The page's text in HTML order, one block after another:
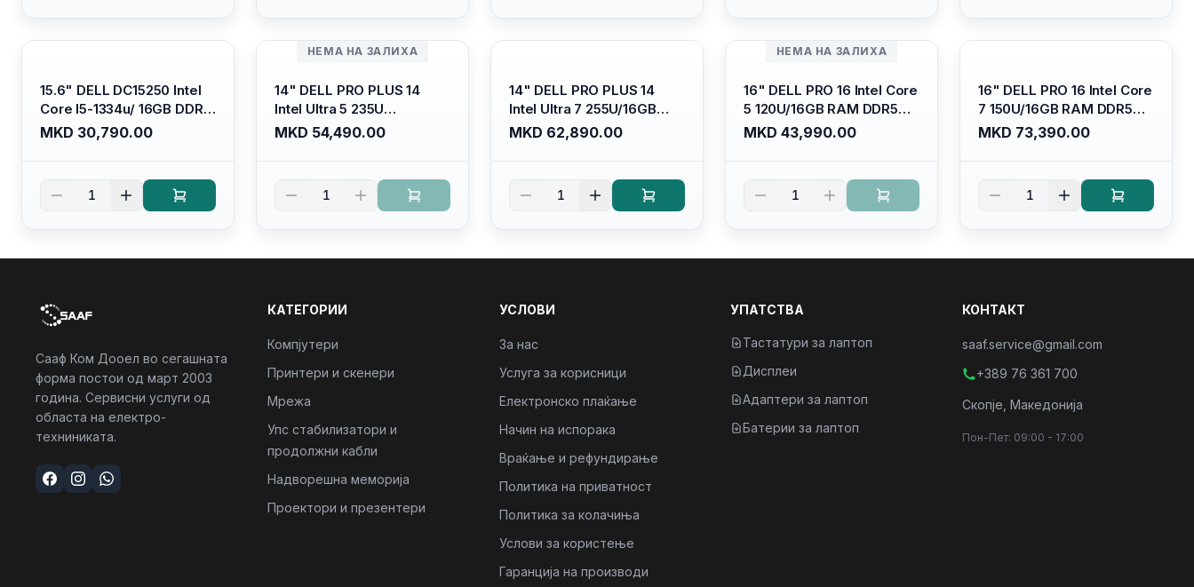
15.6" DELL DC15250 Intel
Core I5-1334u/ 16GB DDR4
(1x16gb 2666mhz)/ 512GB
SSD M.2 Nvme/ Intel UHD
glare FULLHD LED Display/
Backlit Kb
MKD 30,790.00
1
НЕМА НА ЗАЛИХА
14" DELL PRO PLUS 14
Intel Ultra 5 235U
Vpro/16gb RAM DDR5
5600mhz/ 512 GB SSD M.2
(16:10) Ips/bt/backlit
Kb/thunderbolt
MKD 54,490.00
1
14" DELL PRO PLUS 14
Intel Ultra 7 255U/16GB
RAM DDR5 5600mhz/ 512
GB SSD M.2 Nvme
Kb/thunderbolt
MKD 62,890.00
1
НЕМА НА ЗАЛИХА
16" DELL PRO 16 Intel Core
5 120U/16GB RAM DDR5
5600mhz/ 512 GB SSD M.2
Nvme/fullhd+ (16:10)
4/RJ45/PC16250
MKD 43,990.00
1
16" DELL PRO 16 Intel Core
7 150U/16GB RAM DDR5
5600mhz/ 512 GB SSD M.2
Nvme (2230)/FULLHD+
4/RJ45/PC16250
MKD 73,390.00
1
Сааф Ком Дооел во сегашната
форма постои од март 2003
година. Сервисни услуги од
областа на електро-
техниниката.
КАТЕГОРИИ
Компјутери
Принтери и скенери
Мрежа
Упс стабилизатори и
продолжни кабли
Надворешна меморија
Проектори и презентери
УСЛОВИ
За нас
Услуга за корисници
Електронско плаќање
Начин на испорака
Враќање и рефундирање
Политика на приватност
Политика за колачиња
Услови за користење
Гаранција на производи
УПАТСТВА
Тастатури за лаптоп
Дисплеи
Адаптери за лаптоп
Батерии за лаптоп
КОНТАКТ
saaf.service@gmail.com
+389 76 361 700
Скопје, Македонија
Пон-Пет: 09:00 - 17:00